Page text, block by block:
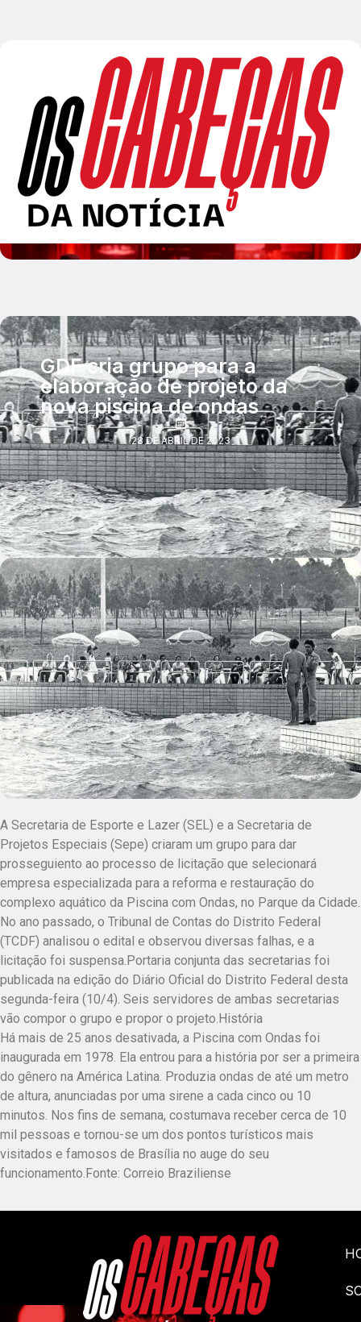
GDF cria grupo para a
elaboração de projeto da
nova piscina de ondas
28 DE ABRIL DE 2023
A Secretaria de Esporte e Lazer (SEL) e a Secretaria de
Projetos Especiais (Sepe) criaram um grupo para dar
prosseguiento ao processo de licitação que selecionará
empresa especializada para a reforma e restauração do
complexo aquático da Piscina com Ondas, no Parque da Cidade.
No ano passado, o Tribunal de Contas do Distrito Federal
(TCDF) analisou o edital e observou diversas falhas, e a
licitação foi suspensa.Portaria conjunta das secretarias foi
publicada na edição do Diário Oficial do Distrito Federal desta
segunda-feira (10/4). Seis servidores de ambas secretarias
vão compor o grupo e propor o projeto.História
Há mais de 25 anos desativada, a Piscina com Ondas foi
inaugurada em 1978. Ela entrou para a história por ser a primeira
do gênero na América Latina. Produzia ondas de até um metro
de altura, anunciadas por uma sirene a cada cinco ou 10
minutos. Nos fins de semana, costumava receber cerca de 10
mil pessoas e tornou-se um dos pontos turísticos mais
visitados e famosos de Brasília no auge do seu
funcionamento.Fonte: Correio Braziliense